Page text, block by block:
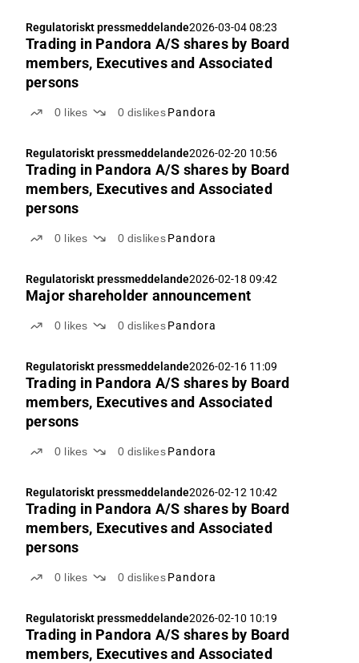
Regulatoriskt pressmeddelande2026-03-04 08:23
Trading in Pandora A/S shares by Board
members, Executives and Associated
persons
0 likes 0 dislikes Pandora
Regulatoriskt pressmeddelande2026-02-20 10:56
Trading in Pandora A/S shares by Board
members, Executives and Associated
persons
0 likes 0 dislikes Pandora
Regulatoriskt pressmeddelande2026-02-18 09:42
Major shareholder announcement
0 likes 0 dislikes Pandora
Regulatoriskt pressmeddelande2026-02-16 11:09
Trading in Pandora A/S shares by Board
members, Executives and Associated
persons
0 likes 0 dislikes Pandora
Regulatoriskt pressmeddelande2026-02-12 10:42
Trading in Pandora A/S shares by Board
members, Executives and Associated
persons
0 likes 0 dislikes Pandora
Regulatoriskt pressmeddelande2026-02-10 10:19
Trading in Pandora A/S shares by Board
members, Executives and Associated